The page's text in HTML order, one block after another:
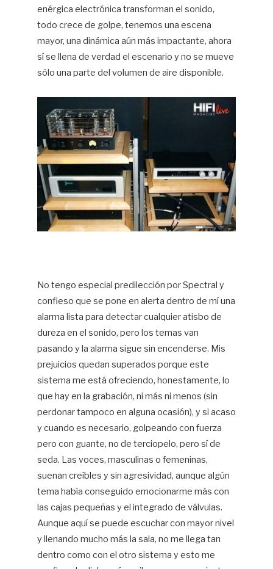
enérgica electrónica transforman el sonido,
todo crece de golpe, tenemos una escena
mayor, una dinámica aún más impactante, ahora
sí se llena de verdad el escenario y no se mueve
sólo una parte del volumen de aire disponible.
No tengo especial predilección por Spectral y
confieso que se pone en alerta dentro de mí una
alarma lista para detectar cualquier atisbo de
dureza en el sonido, pero los temas van
pasando y la alarma sigue sin encenderse. Mis
prejuicios quedan superados porque este
sistema me está ofreciendo, honestamente, lo
que hay en la grabación, ni más ni menos (sin
perdonar tampoco en alguna ocasión), y si acaso
y cuando es necesario, golpeando con fuerza
pero con guante, no de terciopelo, pero sí de
seda. Las voces, masculinas o femeninas,
suenan creíbles y sin agresividad, aunque algún
tema había conseguido emocionarme más con
las cajas pequeñas y el integrado de válvulas.
Aunque aquí se puede escuchar con mayor nivel
y llenando mucho más la sala, no me llega tan
dentro como con el otro sistema y esto me